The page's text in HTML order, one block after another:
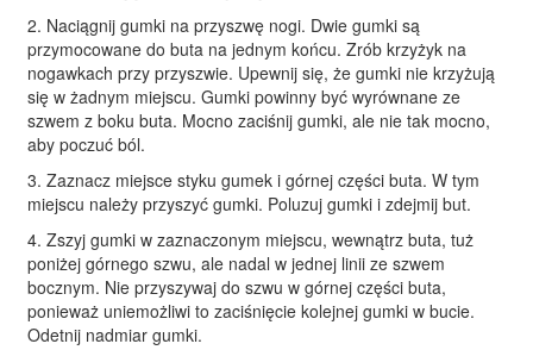
2. Naciągnij gumki na przyszwę nogi. Dwie gumki są
przymocowane do buta na jednym końcu. Zrób krzyżyk na
nogawkach przy przyszwie. Upewnij się, że gumki nie krzyżują
się w żadnym miejscu. Gumki powinny być wyrównane ze
szwem z boku buta. Mocno zaciśnij gumki, ale nie tak mocno,
aby poczuć ból.
3. Zaznacz miejsce styku gumek i górnej części buta. W tym
miejscu należy przyszyć gumki. Poluzuj gumki i zdejmij but.
4. Zszyj gumki w zaznaczonym miejscu, wewnątrz buta, tuż
poniżej górnego szwu, ale nadal w jednej linii ze szwem
bocznym. Nie przyszywaj do szwu w górnej części buta,
ponieważ uniemożliwi to zaciśnięcie kolejnej gumki w bucie.
Odetnij nadmiar gumki.